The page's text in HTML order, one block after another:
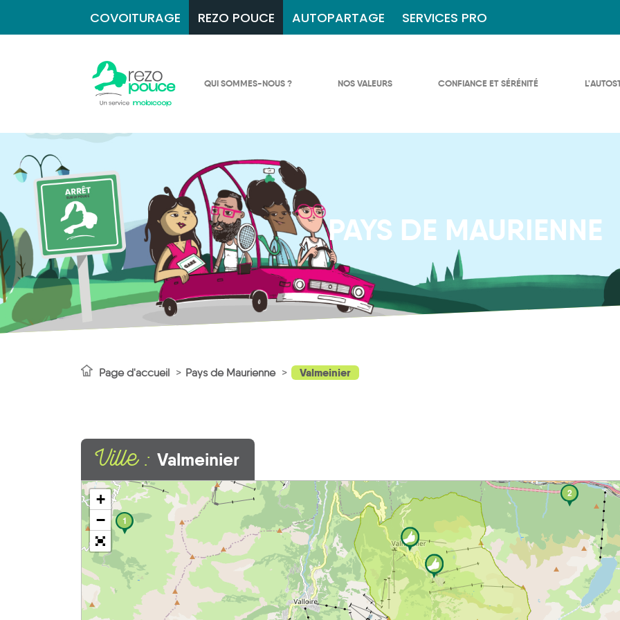
COVOITURAGE REZO POUCE AUTOPARTAGE SERVICES PRO
QUI SOMMES-NOUS ? NOS VALEURS CONFIANCE ET SÉRÉNITÉ
PAYS DE MAURIENNE
Page d'accueil Pays de Maurienne Valmeinier
Ville : Valmeinier
1
2
+
−